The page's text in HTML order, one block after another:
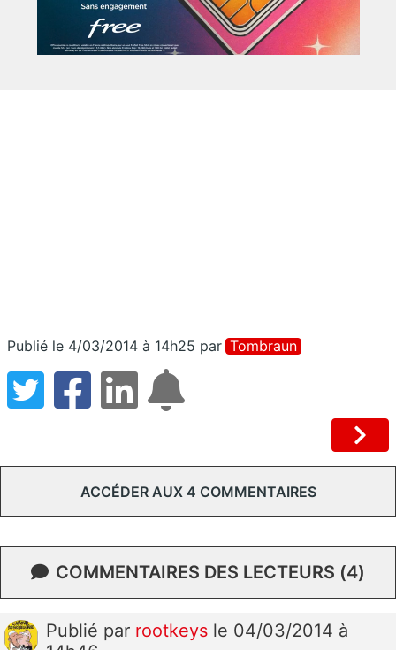
Publié le 4/03/2014 à 14h25 par Tombraun
ACCÉDER AUX 4 COMMENTAIRES
COMMENTAIRES DES LECTEURS (4)
Publié par rootkeys le 04/03/2014 à